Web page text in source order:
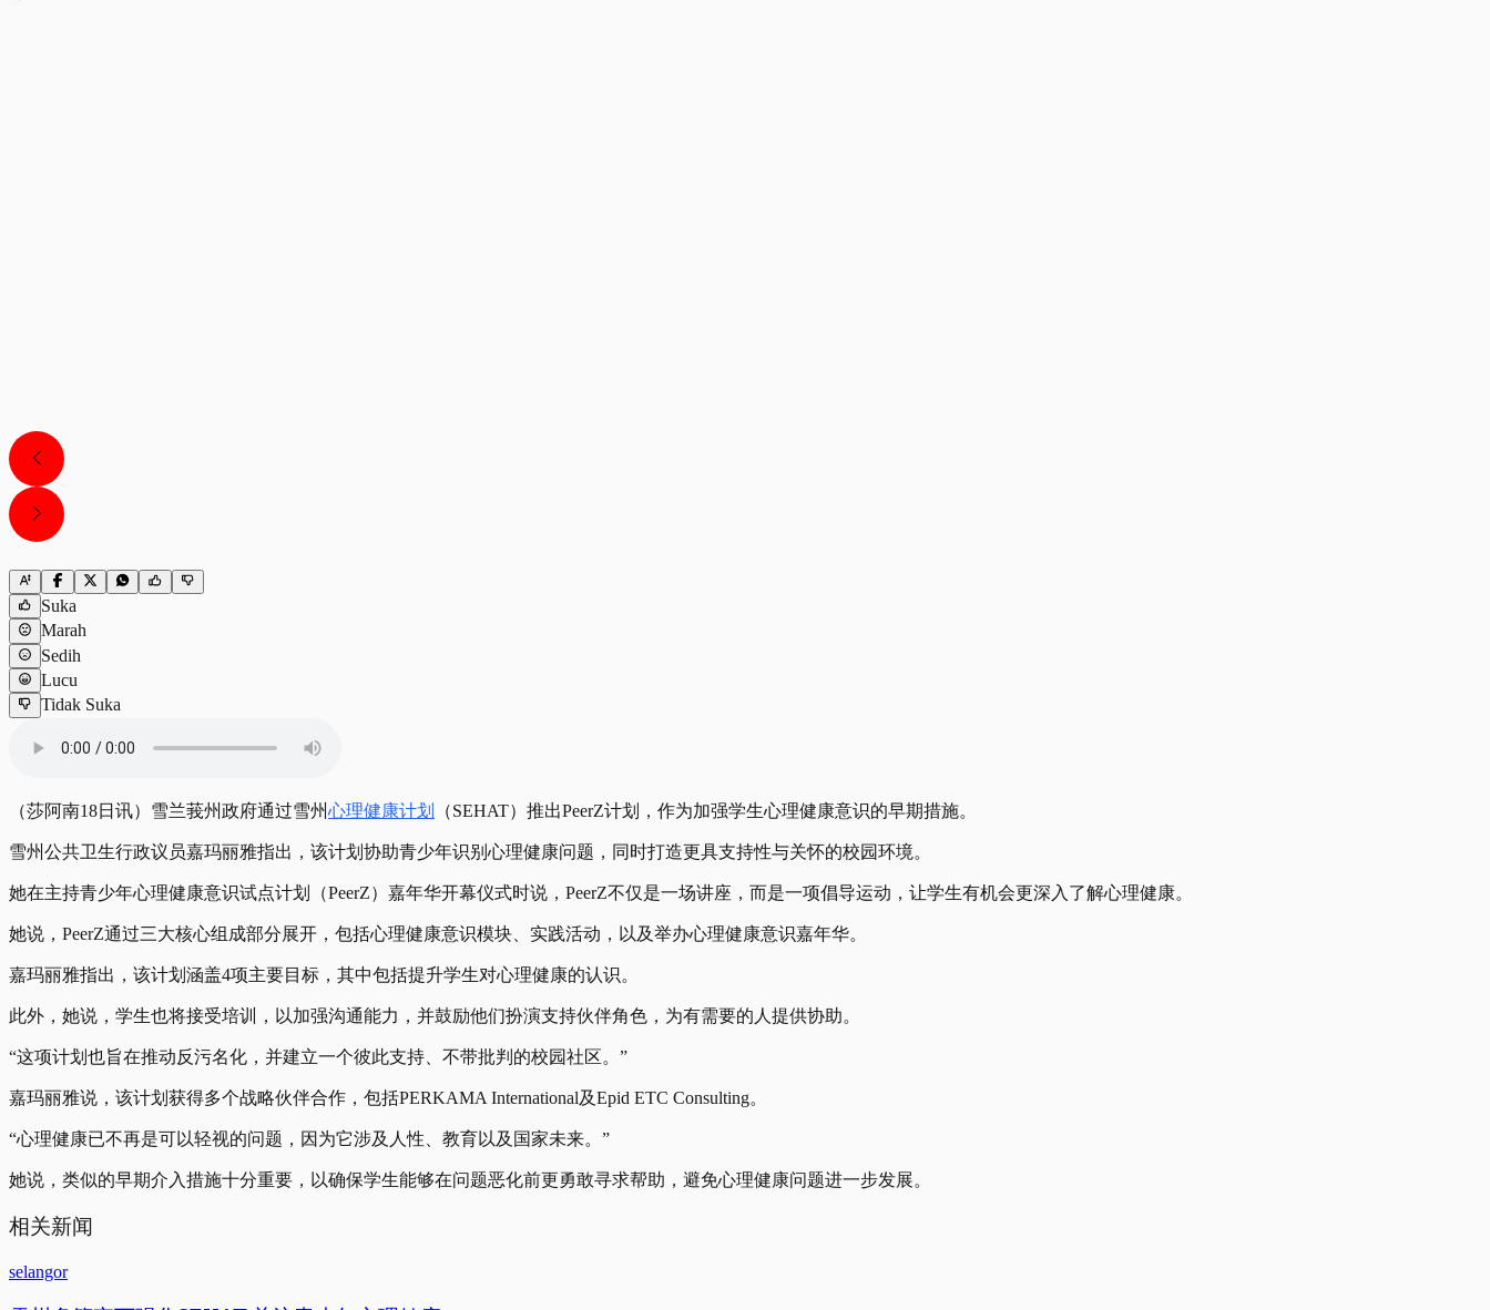
Suka
Marah
Sedih
Lucu
Tidak Suka
（莎阿南18日讯）雪兰莪州政府通过雪州心理健康计划 （SEHAT）推出PeerZ计划，作为加强学生心理健康意识的早期措施。
雪州公共卫生行政议员嘉玛丽雅指出，该计划协助青少年识别心理健康问题，同时打造更具支持性与关怀的校园环境。
她在主持青少年心理健康意识试点计划（PeerZ）嘉年华开幕仪式时说，PeerZ不仅是一场讲座，而是一项倡导运动，让学生有机会更深入了解心理健康。
她说，PeerZ通过三大核心组成部分展开，包括心理健康意识模块、实践活动，以及举办心理健康意识嘉年华。
嘉玛丽雅指出，该计划涵盖4项主要目标，其中包括提升学生对心理健康的认识。
此外，她说，学生也将接受培训，以加强沟通能力，并鼓励他们扮演支持伙伴角色，为有需要的人提供协助。
“这项计划也旨在推动反污名化，并建立一个彼此支持、不带批判的校园社区。”
嘉玛丽雅说，该计划获得多个战略伙伴合作，包括PERKAMA International及Epid ETC Consulting。
“心理健康已不再是可以轻视的问题，因为它涉及人性、教育以及国家未来。”
她说，类似的早期介入措施十分重要，以确保学生能够在问题恶化前更勇敢寻求帮助，避免心理健康问题进一步发展。
相关新闻
selangor